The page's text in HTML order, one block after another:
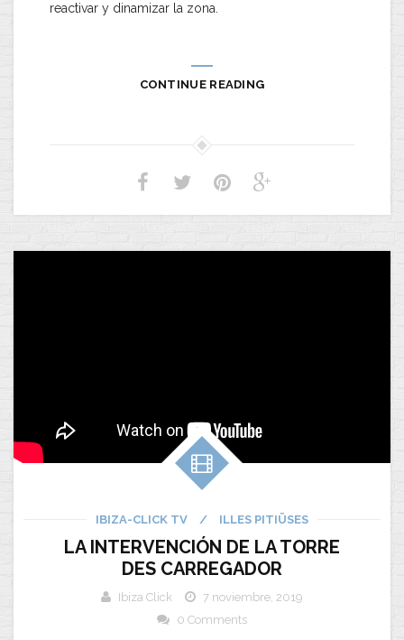
reactivar y dinamizar la zona.
CONTINUE READING
IBIZA-CLICK TV / ILLES PITIÜSES
LA INTERVENCIÓN DE LA TORRE
DES CARREGADOR
Ibiza Click
7 noviembre, 2019
0 Comments